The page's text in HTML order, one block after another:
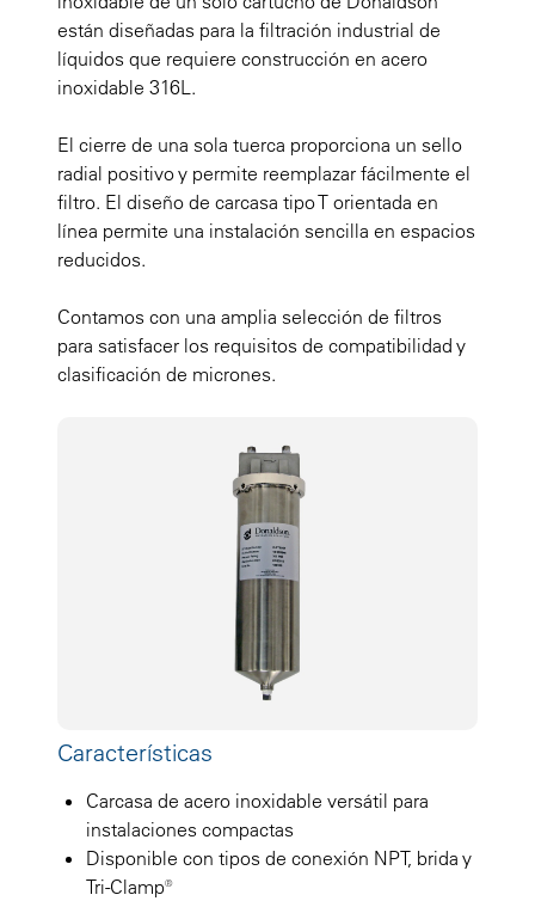
están diseñadas para la filtración industrial de
líquidos que requiere construcción en acero
inoxidable 316L.
El cierre de una sola tuerca proporciona un sello
radial positivo y permite reemplazar fácilmente el
filtro. El diseño de carcasa tipo T orientada en
línea permite una instalación sencilla en espacios
reducidos.
Contamos con una amplia selección de filtros
para satisfacer los requisitos de compatibilidad y
clasificación de micrones.
Características
Carcasa de acero inoxidable versátil para
instalaciones compactas
Disponible con tipos de conexión NPT, brida y
Tri-Clamp®